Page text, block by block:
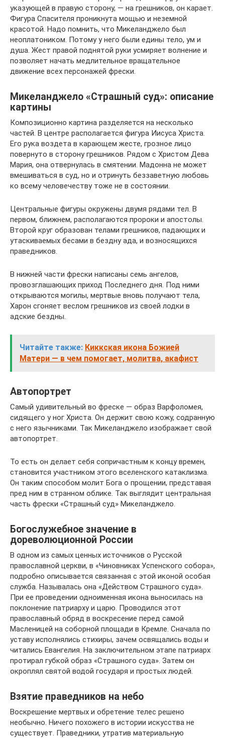
указующей в правую сторону, — на грешников, он карает.
Фигура Спасителя проникнута мощью и неземной
красотой. Надо помнить, что Микеланджело был
неоплатоником. Потому у него были едины тело, ум и
душа. Жест правой поднятой руки усмиряет волнение и
позволяет начать медлительное вращательное
движение всех персонажей фрески.
Микеланджело «Страшный суд»: описание
картины
Композиционно картина разделяется на несколько
частей. В центре располагается фигура Иисуса Христа.
Его рука воздета в карающем жесте, грозное лицо
повернуто в сторону грешников. Рядом с Христом Дева
Мария, она отвернулась в смятении. Мадонна не может
вмешиваться в суд, но и отринуть беззаветную любовь
ко всему человечеству тоже не в состоянии.
Центральные фигуры окружены двумя рядами тел. В
первом, ближнем, располагаются пророки и апостолы.
Второй круг образован телами грешников, падающих и
утаскиваемых бесами в бездну ада, и возносящихся
праведников.
В нижней части фрески написаны семь ангелов,
провозглашающих приход Последнего дня. Под ними
открываются могилы, мертвые вновь получают тела,
Харон сгоняет веслом грешников из своей лодки в
адские бездны.
Читайте также: Киккская икона Божией
Матери — в чем помогает, молитва, акафист
Автопортрет
Самый удивительный во фреске — образ Варфоломея,
сидящего у ног Христа. Он держит свою кожу, содранную
с него язычниками. Так Микеланджело изображает свой
автопортрет.
То есть он делает себя сопричастным к концу времен,
становится участником этого вселенского катаклизма.
Он таким способом молит Бога о прощении, представая
пред ним в странном облике. Так выглядит центральная
часть фрески «Страшный суд» Микеланджело.
Богослужебное значение в
дореволюционной России
В одном из самых ценных источников о Русской
православной церкви, в «Чиновниках Успенского собора»,
подробно описывается связанная с этой иконой особая
служба. Называлась она «Действом Страшного суда».
При ее проведении одноименная икона выносилась на
поклонение патриарху и царю. Проводился этот
православный обряд в воскресение перед самой
Масленицей на соборной площади в Кремле. Сначала по
уставу исполнялись стихиры, зачем освящались воды и
читались Евангелия. На заключительном этапе патриарх
протирал губкой образ «Страшного суда». Затем он
окроплял святой водой государя и простых людей.
Взятие праведников на небо
Воскрешение мертвых и обретение телес решено
необычно. Ничего похожего в истории искусства не
существует. Праведники, утратив материальную